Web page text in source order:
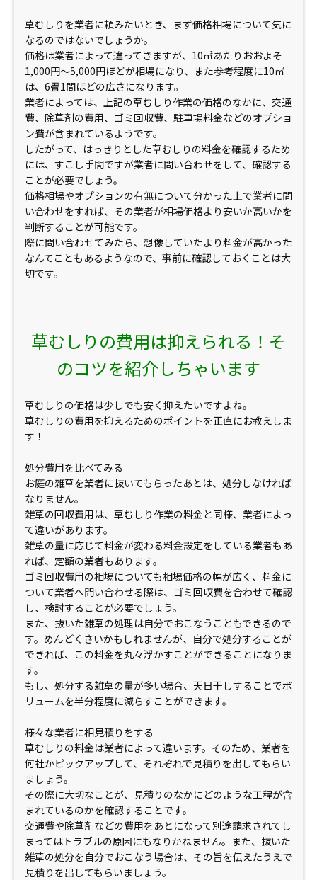
草むしりを業者に頼みたいとき、まず価格相場について気に
なるのではないでしょうか。
価格は業者によって違ってきますが、10㎡あたりおおよそ
1,000円～5,000円ほどが相場になり、また参考程度に10㎡
は、6畳1間ほどの広さになります。
業者によっては、上記の草むしり作業の価格のなかに、交通
費、除草剤の費用、ゴミ回収費、駐車場料金などのオプショ
ン費が含まれているようです。
したがって、はっきりとした草むしりの料金を確認するため
には、すこし手間ですが業者に問い合わせをして、確認する
ことが必要でしょう。
価格相場やオプションの有無について分かった上で業者に問
い合わせをすれば、その業者が相場価格より安いか高いかを
判断することが可能です。
際に問い合わせてみたら、想像していたより料金が高かった
なんてこともあるようなので、事前に確認しておくことは大
切です。
草むしりの費用は抑えられる！そ
のコツを紹介しちゃいます
草むしりの価格は少しでも安く抑えたいですよね。
草むしりの費用を抑えるためのポイントを正直にお教えしま
す！
処分費用を比べてみる
お庭の雑草を業者に抜いてもらったあとは、処分しなければ
なりません。
雑草の回収費用は、草むしり作業の料金と同様、業者によっ
て違いがあります。
雑草の量に応じて料金が変わる料金設定をしている業者もあ
れば、定額の業者もあります。
ゴミ回収費用の相場についても相場価格の幅が広く、料金に
ついて業者へ問い合わせる際は、ゴミ回収費を合わせて確認
し、検討することが必要でしょう。
また、抜いた雑草の処理は自分でおこなうこともできるので
す。めんどくさいかもしれませんが、自分で処分することが
できれば、この料金を丸々浮かすことができることになりま
す。
もし、処分する雑草の量が多い場合、天日干しすることでボ
リュームを半分程度に減らすことができます。
様々な業者に相見積りをする
草むしりの料金は業者によって違います。そのため、業者を
何社かピックアップして、それぞれで見積りを出してもらい
ましょう。
その際に大切なことが、見積りのなかにどのような工程が含
まれているのかを確認することです。
交通費や除草剤などの費用をあとになって別途請求されてし
まってはトラブルの原因にもなりかねません。また、抜いた
雑草の処分を自分でおこなう場合は、その旨を伝えたうえで
見積りを出してもらいましょう。